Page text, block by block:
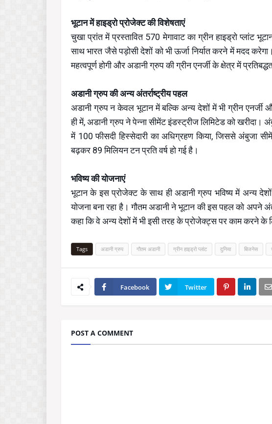
भूटान में हाइड्रो प्रोजेक्ट की विशेषताएं
चुखा प्रांत में प्रस्तावित 570 मेगावाट का ग्रीन हाइड्रो प्लांट
साथ भारत जैसे पड़ोसी देशों को भी ऊर्जा निर्यात करने में मदद
महत्वपूर्ण होगी और अडानी ग्रुप की ग्रीन एनर्जी के क्षेत्र में
अडानी ग्रुप की अन्य अंतर्राष्ट्रीय पहल
अडानी ग्रुप न केवल भूटान में बल्कि अन्य देशों में भी ग्रीन
ही में, अडानी ग्रुप ने पेन्ना सीमेंट इंडस्ट्रीज लिमिटेड को
में 100 फीसदी हिस्सेदारी का अधिग्रहण किया, जिससे अंबुजा
बढ़कर 89 मिलियन टन प्रति वर्ष हो गई है।
भविष्य की योजनाएं
भूटान के इस प्रोजेक्ट के साथ ही अडानी ग्रुप भविष्य में अन्य
योजना बना रहा है। गौतम अडानी ने भूटान की इस पहल को अपने
कहा कि वे अन्य देशों में भी इसी तरह के प्रोजेक्ट्स पर काम करने के
Tags अडानी ग्रुप गौतम अडानी ग्रीन हाइड्रो प्लांट दुनिया बिजनेस
Facebook Twitter
POST A COMMENT